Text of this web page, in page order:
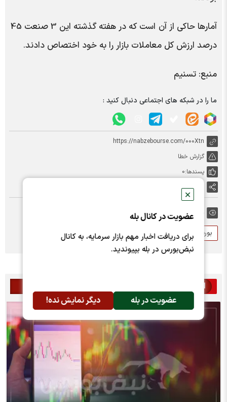
✕
عضویت در کانال بله
برای دریافت اخبار مهم بازار سرمایه، به کانال
نبض‌بورس در بله بپیوندید.
عضویت در بله دیگر نمایش نده!
آمارها حاکی از آن است که در هفته گذشته این 3 صنعت 45
درصد ارزش کل معاملات بازار را به خود اختصاص دادند.
منبع: تسنیم
ما را در شبکه های اجتماعی دنبال کنید :
https://nabzebourse.com/000Xtn
گزارش خطا
پسندها:0
اشتراک گذاری
برچسب ها:
بورس سهامداران خرد
اخبار مرتبط